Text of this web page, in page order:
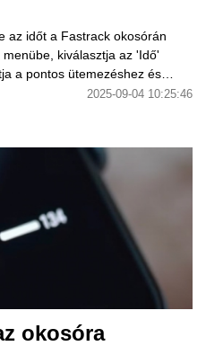
az időt a Fastrack okosórán
kiválasztja az 'Idő'
a pontos ütemezéshez és
2025-09-04 10:25:46
okosóra